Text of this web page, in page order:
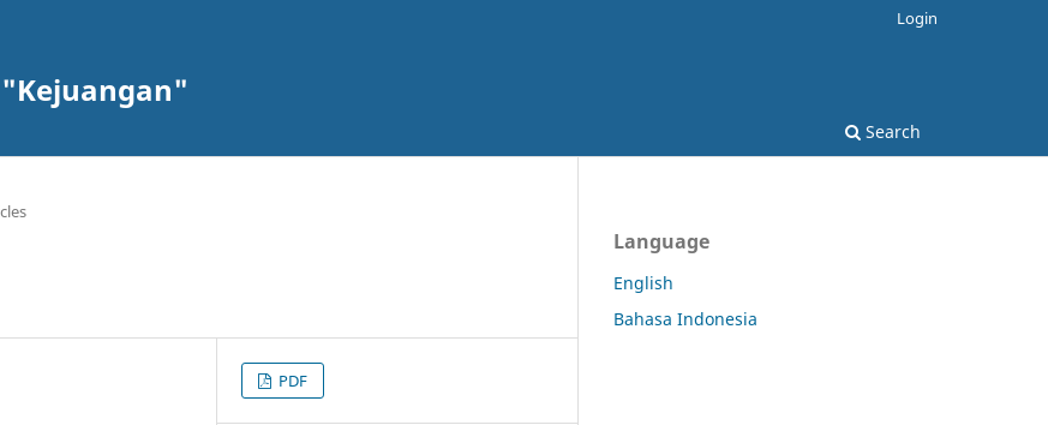
Search
Login
PDF
Language
English
Bahasa Indonesia